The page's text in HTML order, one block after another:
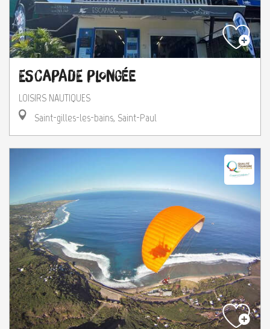
Escapade Plongée
LOISIRS NAUTIQUES
Saint-gilles-les-bains, Saint-Paul